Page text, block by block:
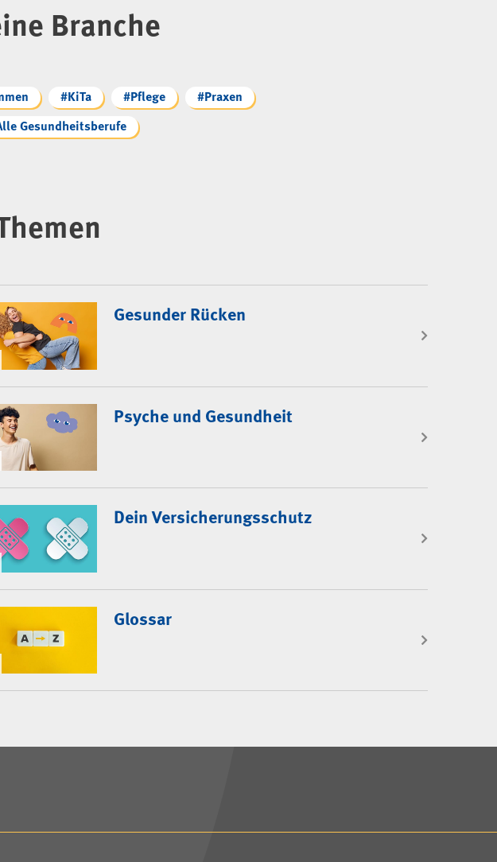
Branche
#KiTa #Pflege
#Praxen
Gesundheitsberufe
Gesunder Rücken
Psyche und Gesundheit
Dein Versicherungsschutz
Glossar